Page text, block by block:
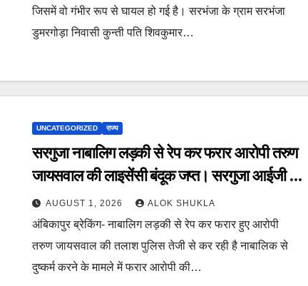
जिसमें वो गंभीर रूप से घायल हो गई है। सरभंजा के ग्राम सरभंजा
डुमरगोड़ा निवासी कुन्ती पति शिवकुमार…
UNCATEGORIZED राज्य
सरगुजा नाबालिग लड़की से रेप कर फरार आरोपी तरुण
जायसवाल की लाइसेंसी बंदूक जप्त। सरगुजा आईजी ने
कहा “आरोपी की तलाश में जुटी है टीम, जल्द होगा
गिरफ्तार।”
AUGUST 1, 2026 ALOK SHUKLA
अंबिकापुर ब्रेकिंग- नाबालिग लड़की से रेप कर फरार हुए आरोपी
तरुण जायसवाल की तलाश पुलिस तेजी से कर रही है नाबालिक से
दुष्कर्म करने के मामले में फरार आरोपी की…